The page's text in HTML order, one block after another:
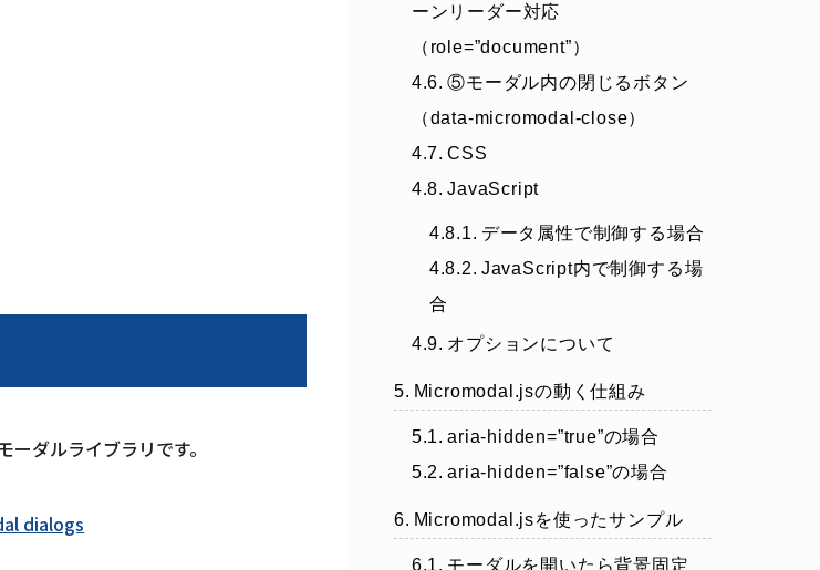
ダルライブラリです。
dialogs
ーンリーダー対応
（role=”document”）
⑤モーダル内の閉じるボタン
（data-micromodal-close）
CSS
JavaScript
データ属性で制御する場合
JavaScript内で制御する場
合
オプションについて
Micromodal.jsの動く仕組み
aria-hidden=”true”の場合
aria-hidden=”false”の場合
Micromodal.jsを使ったサンプル
モーダルを開いたら背景固定